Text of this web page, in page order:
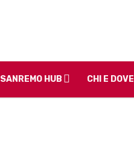
SANREMO HUB CHI E DOVE